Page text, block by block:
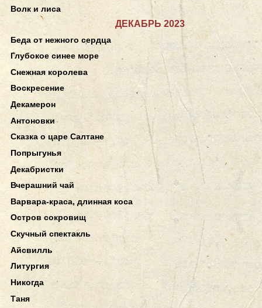
Волк и лиса
ДЕКАБРЬ 2023
Беда от нежного сердца
Глубокое синее море
Снежная королева
Воскресение
Декамерон
Антоновки
Сказка о царе Салтане
Попрыгунья
Декабристки
Вчерашний чай
Варвара-краса, длинная коса
Остров сокровищ
Скучный спектакль
Айсвилль
Литургия
Никогда
Таня